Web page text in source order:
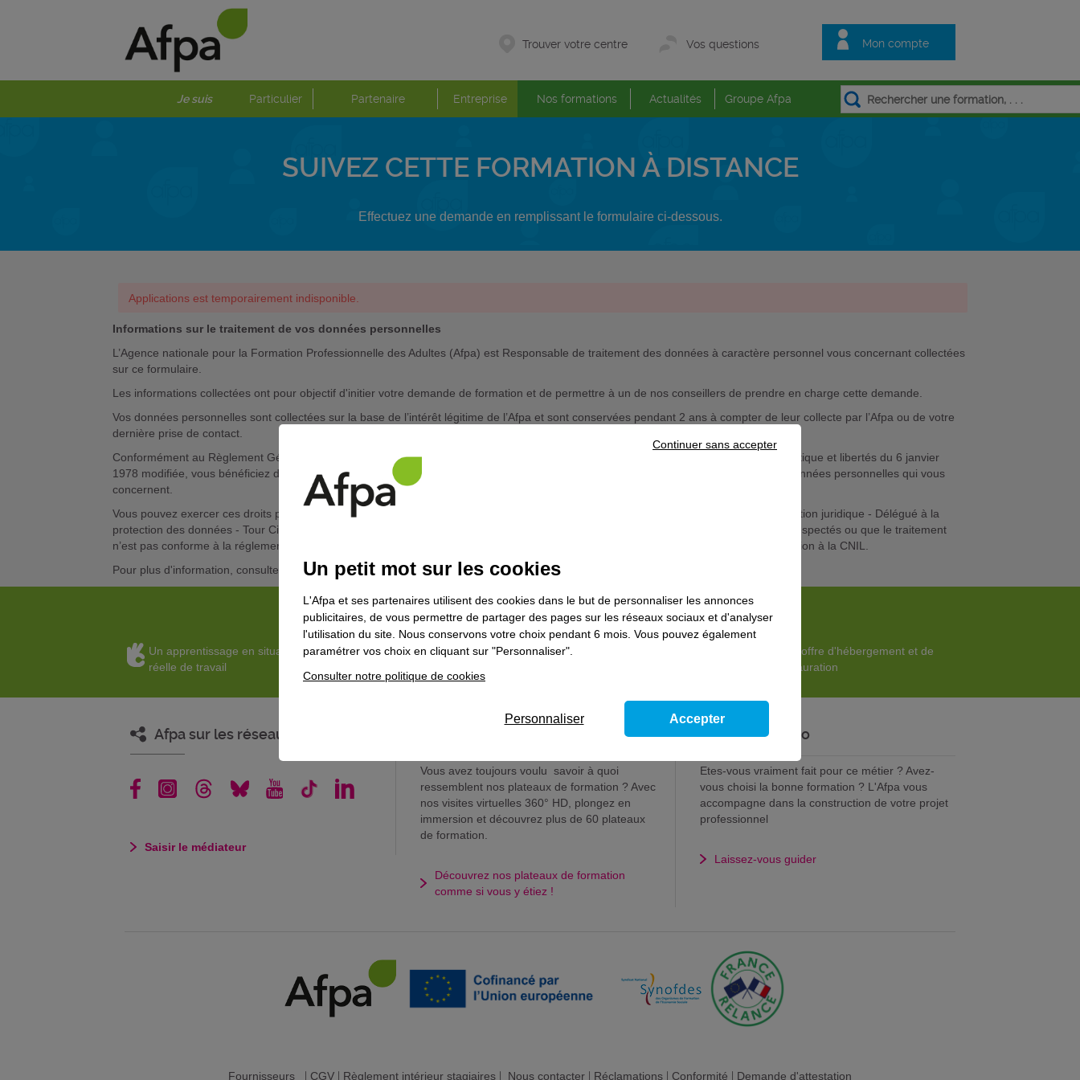
Mon compte
Trouver votre centre Vos questions
Je suis Particulier Partenaire Entreprise Nos formations Actualités Groupe Afpa
SUIVEZ CETTE FORMATION À DISTANCE
Effectuez une demande en remplissant le formulaire ci-dessous.
Applications est temporairement indisponible.
Informations sur le traitement de vos données personnelles
L’Agence nationale pour la Formation Professionnelle des Adultes (Afpa) est Responsable de traitement des données à caractère personnel vous concernant collectées
sur ce formulaire.
Les informations collectées ont pour objectif d'initier votre demande de formation et de permettre à un de nos conseillers de prendre en charge cette demande.
Vos données personnelles sont collectées sur la base de l’intérêt légitime de l’Afpa et sont conservées pendant 2 ans à compter de leur collecte par l’Afpa ou de votre
dernière prise de contact.
Conformément au Règlement Général sur la Protection des Données à caractère personnel du 27 avril 2016 (RGPD) et à la loi informatique et libertés du 6 janvier
1978 modifiée, vous bénéficiez d’un droit d’accès, de rectification, d’effacement, d’opposition et de limitation du traitement relatif aux données personnelles qui vous
concernent.
Vous pouvez exercer ces droits par email à l’adresse
ou en envoyant un courrier postal à l'adresse suivante : AFPA - Direction juridique - Délégué à la
protection des données - Tour Cityscope - 3, rue Franklin - 93100 Montreuil. Si par la suite, vous estimez que vos droits n’ont pas été respectés ou que le traitement
n’est pas conforme à la réglementation relative à la protection des données à caractère personnel, vous pouvez adresser une réclamation à la CNIL.
Pour plus d'information, consulter la Politique de protection des données à caractère personnel de l'Afpa
Pourquoi choisir l'Afpa ?
Un apprentissage en situation
réelle de travail
Une gamme de formations pour
Une offre d'hébergement et de
restauration
Afpa sur les réseaux
Saisir le médiateur
Vous avez toujours voulu savoir à quoi
ressemblent nos plateaux de formation ? Avec
nos visites virtuelles 360° HD, plongez en
immersion et découvrez plus de 60 plateaux
de formation.
Découvrez nos plateaux de formation
comme si vous y étiez !
Votre avenir pro
Etes-vous vraiment fait pour ce métier ? Avez-
vous choisi la bonne formation ? L'Afpa vous
accompagne dans la construction de votre projet
professionnel
Laissez-vous guider
Fournisseurs CGV Règlement intérieur stagiaires Nous contacter Réclamations Conformité Demande d'attestation
Un petit mot sur les cookies
L'Afpa et ses partenaires utilisent des cookies dans le but de personnaliser les annonces
publicitaires, de vous permettre de partager des pages sur les réseaux sociaux et d'analyser
l'utilisation du site. Nous conservons votre choix pendant 6 mois. Vous pouvez également
paramétrer vos choix en cliquant sur "Personnaliser".
Consulter notre politique de cookies
Continuer sans accepter
Personnaliser Accepter